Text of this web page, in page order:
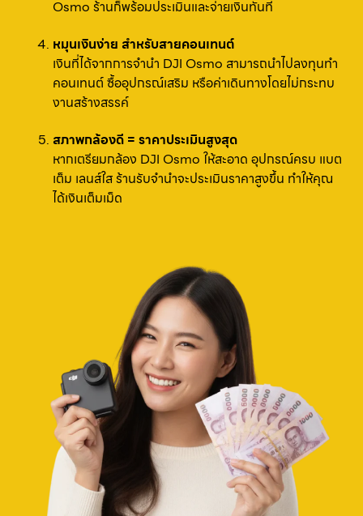
Osmo ร้านก็พร้อมประเมินและจ่ายเงินทันที
หมุนเงินง่าย สำหรับสายคอนเทนต์
เงินที่ได้จากการจำนำ DJI Osmo สามารถนำไปลงทุนทำ
คอนเทนต์ ซื้ออุปกรณ์เสริม หรือค่าเดินทางโดยไม่กระทบ
งานสร้างสรรค์
สภาพกล้องดี = ราคาประเมินสูงสุด
หากเตรียมกล้อง DJI Osmo ให้สะอาด อุปกรณ์ครบ แบต
เต็ม เลนส์ใส ร้านรับจำนำจะประเมินราคาสูงขึ้น ทำให้คุณ
ได้เงินเต็มเม็ด